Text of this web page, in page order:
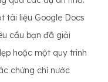
tài liệu Google Docs
cầu bạn đã giải
hoặc một quy trình
chứng chỉ nước